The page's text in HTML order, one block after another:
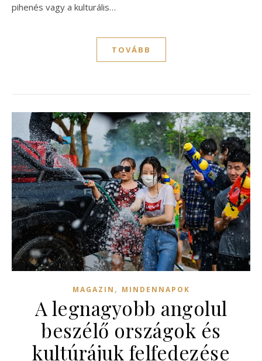
pihenés vagy a kulturális…
TOVÁBB
MAGAZIN , MINDENNAPOK
A legnagyobb angolul
beszélő országok és
kultúrájuk felfedezése